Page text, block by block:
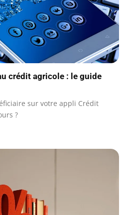
crédit agricole : le guide
sur votre appli Crédit
?